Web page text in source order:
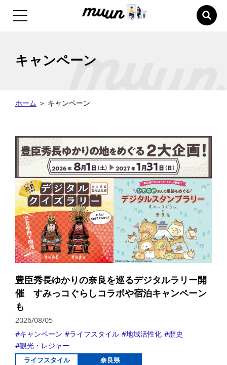
キャンペーン
ホーム ＞ キャンペーン
豊臣秀長ゆかりの奈良を巡るデジタルラリー開
催 すみっコぐらしコラボや宿泊キャンペーン
も
2026/08/05
キャンペーン
ライフスタイル 地域活性化
歴史
観光・レジャー
ライフスタイル 奈良県